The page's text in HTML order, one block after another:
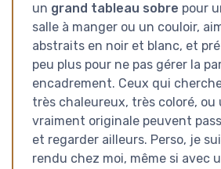
un grand tableau sobre pour
salle à manger ou un couloir,
abstraits en noir et blanc, et
peu plus pour ne pas gérer la
encadrement. Ceux qui
très chaleureux, très coloré, ou
vraiment originale peuvent
et regarder ailleurs. Perso, je
rendu chez moi, même si avec